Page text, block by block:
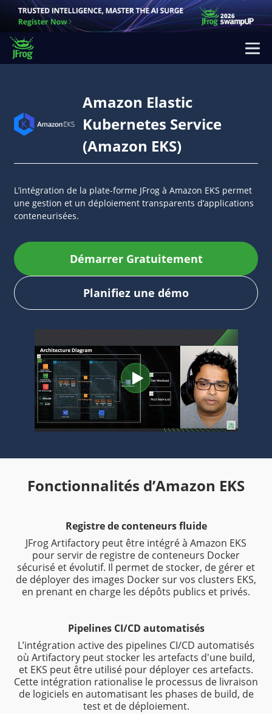
Amazon Elastic
Kubernetes Service
(Amazon EKS)
L’intégration de la plate-forme JFrog à Amazon EKS permet
une gestion et un déploiement transparents d’applications
conteneurisées.
Démarrer Gratuitement
Planifiez une démo
Fonctionnalités d’Amazon EKS
Registre de conteneurs fluide
JFrog Artifactory peut être intégré à Amazon EKS
pour servir de registre de conteneurs Docker
sécurisé et évolutif. Il permet de stocker, de gérer et
de déployer des images Docker sur vos clusters EKS,
en prenant en charge les dépôts publics et privés.
Pipelines CI/CD automatisés
L’intégration active des pipelines CI/CD automatisés
où Artifactory peut stocker les artefacts d'une build,
et EKS peut être utilisé pour déployer ces artefacts.
Cette intégration rationalise le processus de livraison
de logiciels en automatisant les phases de build, de
test et de déploiement.